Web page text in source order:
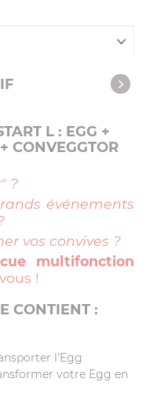
L : EGG +
CONVEGGTOR
?
événements
vos convives ?
multifonction
!
CONTIENT :
l'Egg
votre Egg en